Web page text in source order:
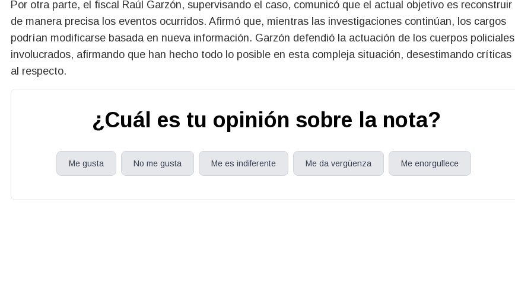
Por otra parte, el fiscal Raúl Garzón, supervisando el caso, comunicó que el actual objetivo es reconstruir
de manera precisa los eventos ocurridos. Afirmó que, mientras las investigaciones continúan, los cargos
podrían modificarse basada en nueva información. Garzón defendió la actuación de los cuerpos policiales
involucrados, afirmando que han hecho todo lo posible en esta compleja situación, desestimando críticas
al respecto.
¿Cuál es tu opinión sobre la nota?
Me gusta No me gusta Me es indiferente Me da vergüenza Me enorgullece